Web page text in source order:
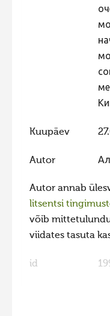
Hiite kuvavõistlus
Hiite
Kuupäev
Autor
Autor annab
litsentsi
võib
viidates tasuta
id